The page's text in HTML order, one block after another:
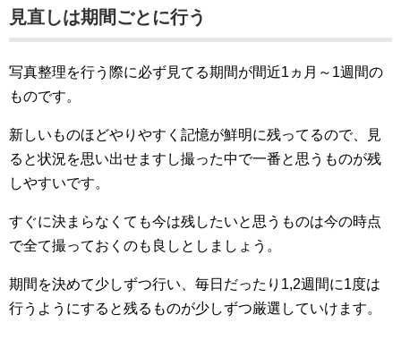
見直しは期間ごとに行う
写真整理を行う際に必ず見てる期間が間近1ヵ月～1週間の
ものです。
新しいものほどやりやすく記憶が鮮明に残ってるので、見
ると状況を思い出せますし撮った中で一番と思うものが残
しやすいです。
すぐに決まらなくても今は残したいと思うものは今の時点
で全て撮っておくのも良しとしましょう。
期間を決めて少しずつ行い、毎日だったり1,2週間に1度は
行うようにすると残るものが少しずつ厳選していけます。